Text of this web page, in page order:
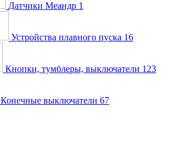
Датчики Меандр 1
Устройства плавного пуска 16
Кнопки, тумблеры, выключатели 123
Конечные выключатели 67